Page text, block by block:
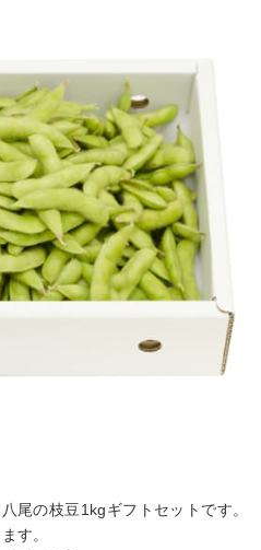
尾の枝豆1kgギフトセットです。
す。